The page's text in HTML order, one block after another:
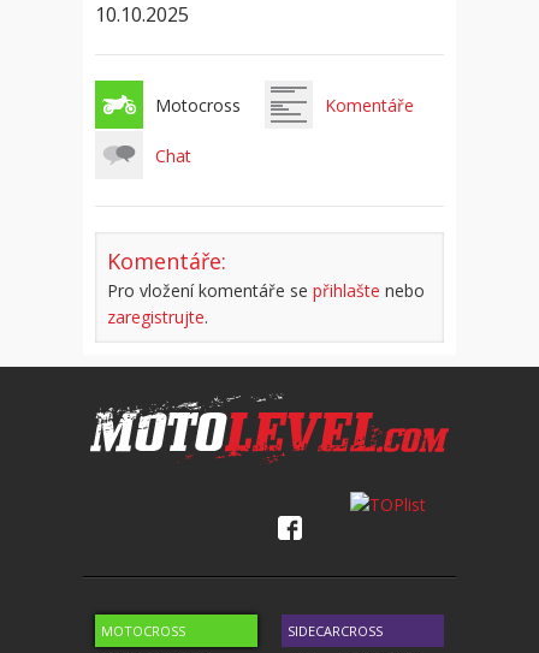
10.10.2025
Motocross Komentáře
Chat
Komentáře:
Pro vložení komentáře se přihlašte nebo
zaregistrujte.
MOTOCROSS
SIDECARCROSS